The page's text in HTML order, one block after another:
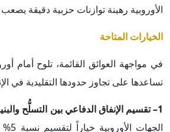
الأوروبية رهينة توازنات حزبية دقيقة
الخيارات المتاحة
في مواجهة العوائق القائمة، تلوح أمام
تساعدها على تجاوز حدودها التقليدية في
1– تقسيم الإنفاق الدفاعي بين التسلُّح والبنية التحتية: